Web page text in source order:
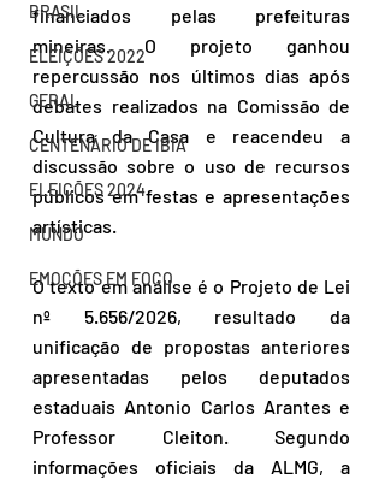
BRASIL
ELEIÇÕES 2022
GERAL
CENTENÁRIO DE IBIÁ
ELEIÇÕES 2024
MUNDO
EMOÇÕES EM FOCO
financiados pelas prefeituras
mineiras. O projeto ganhou
repercussão nos últimos dias após
debates realizados na Comissão de
Cultura da Casa e reacendeu a
discussão sobre o uso de recursos
públicos em festas e apresentações
artísticas.
O texto em análise é o Projeto de Lei
nº 5.656/2026, resultado da
unificação de propostas anteriores
apresentadas pelos deputados
estaduais Antonio Carlos Arantes e
Professor Cleiton. Segundo
informações oficiais da ALMG, a